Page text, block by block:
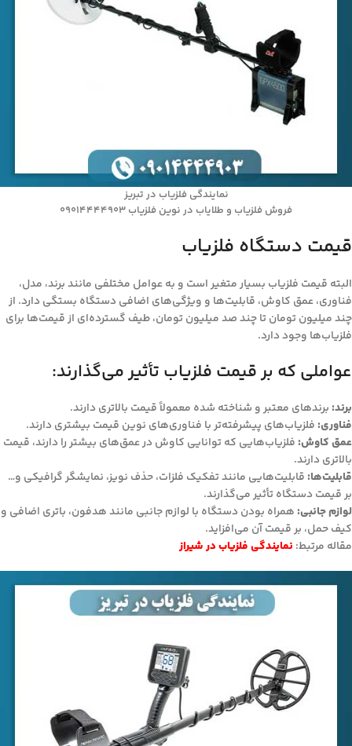
نمایندگی فلزیاب در تبریز
فروش فلزیاب و طلایاب در نوین فلزیاب 09014444903
قیمت دستگاه فلزیاب
البته قیمت فلزیاب بسیار متغیر است و به عوامل مختلفی مانند برند، مدل،
فناوری، عمق کاوش، قابلیت‌ها و ویژگی‌های اضافی دستگاه بستگی دارد. از
چند میلیون تومان تا چند صد میلیون تومان، طیف گسترده‌ای از قیمت‌ها برای
فلزیاب‌ها وجود دارد.
عواملی که بر قیمت فلزیاب تأثیر می‌گذارند:
برند: برندهای معتبر و شناخته شده معمولاً قیمت بالاتری دارند.
فناوری: فلزیاب‌های پیشرفته‌تر با فناوری‌های نوین قیمت بیشتری دارند.
عمق کاوش: فلزیاب‌هایی که توانایی کاوش در عمق‌های بیشتر را دارند، قیمت
بالاتری دارند.
قابلیت‌ها: قابلیت‌هایی مانند تفکیک فلزات، حذف نویز، نمایشگر گرافیکی و…
بر قیمت دستگاه تأثیر می‌گذارند.
لوازم جانبی: همراه بودن دستگاه با لوازم جانبی مانند هدفون، باتری اضافی و
کیف حمل، بر قیمت آن می‌افزاید.
مقاله مرتبط: نمایندگی فلزیاب در شیراز